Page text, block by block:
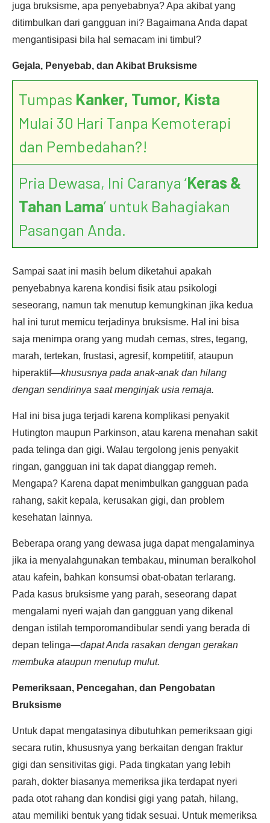
juga bruksisme, apa penyebabnya? Apa akibat yang
ditimbulkan dari gangguan ini? Bagaimana Anda dapat
mengantisipasi bila hal semacam ini timbul?
Gejala, Penyebab, dan Akibat Bruksisme
Tumpas Kanker, Tumor, Kista
Mulai 30 Hari Tanpa Kemoterapi
dan Pembedahan?!
Pria Dewasa, Ini Caranya ‘Keras &
Tahan Lama’ untuk Bahagiakan
Pasangan Anda.
Sampai saat ini masih belum diketahui apakah
penyebabnya karena kondisi fisik atau psikologi
seseorang, namun tak menutup kemungkinan jika kedua
hal ini turut memicu terjadinya bruksisme. Hal ini bisa
saja menimpa orang yang mudah cemas, stres, tegang,
marah, tertekan, frustasi, agresif, kompetitif, ataupun
hiperaktif—khususnya pada anak-anak dan hilang
dengan sendirinya saat menginjak usia remaja.
Hal ini bisa juga terjadi karena komplikasi penyakit
Hutington maupun Parkinson, atau karena menahan sakit
pada telinga dan gigi. Walau tergolong jenis penyakit
ringan, gangguan ini tak dapat dianggap remeh.
Mengapa? Karena dapat menimbulkan gangguan pada
rahang, sakit kepala, kerusakan gigi, dan problem
kesehatan lainnya.
Beberapa orang yang dewasa juga dapat mengalaminya
jika ia menyalahgunakan tembakau, minuman beralkohol
atau kafein, bahkan konsumsi obat-obatan terlarang.
Pada kasus bruksisme yang parah, seseorang dapat
mengalami nyeri wajah dan gangguan yang dikenal
dengan istilah temporomandibular sendi yang berada di
depan telinga—dapat Anda rasakan dengan gerakan
membuka ataupun menutup mulut.
Pemeriksaan, Pencegahan, dan Pengobatan
Bruksisme
Untuk dapat mengatasinya dibutuhkan pemeriksaan gigi
secara rutin, khususnya yang berkaitan dengan fraktur
gigi dan sensitivitas gigi. Pada tingkatan yang lebih
parah, dokter biasanya memeriksa jika terdapat nyeri
pada otot rahang dan kondisi gigi yang patah, hilang,
atau memiliki bentuk yang tidak sesuai. Untuk memeriksa